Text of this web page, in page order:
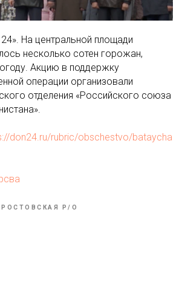
На центральной площади
несколько сотен горожан,
Акцию в поддержку
операции организовали
отделения «Российского союза
don24.ru/rubric/obschestvo/bataycha
РОСТОВСКАЯ Р/О